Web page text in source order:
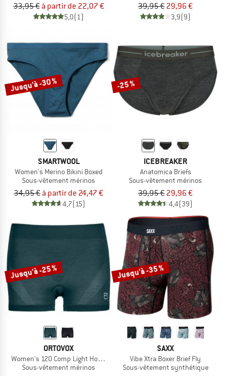
33,95 € à partir de 22,07 €
5,0(1)
39,95 € 29,96 €
3,9(9)
Jusqu'à -30 %
SMARTWOOL
Women's Merino Bikini Boxed
Sous-vêtement mérinos
34,95 € à partir de 24,47 €
4,7(15)
-25 %
ICEBREAKER
Anatomica Briefs
Sous-vêtement mérinos
39,95 € 29,96 €
4,4(39)
Jusqu'à -25 %
ORTOVOX
Women's 120 Comp Light Hot Pants
Sous-vêtement mérinos
Jusqu'à -35 %
SAXX
Vibe Xtra Boxer Brief Fly
Sous-vêtement synthétique